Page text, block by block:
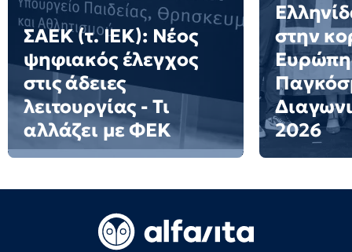
ΣΑΕΚ (τ. ΙΕΚ): Νέος
ψηφιακός έλεγχος
στις άδειες
λειτουργίας - Τι
αλλάζει με ΦΕΚ
στην
2026